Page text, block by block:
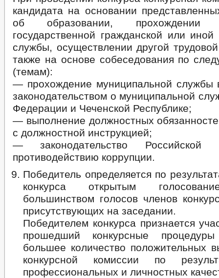
кандидата на основании
об образовании, прохождении
государственной гражданской или иной
службы, осуществлении другой
также на основе собеседования по
(темам):
— прохождение муниципальной службы
законодательством о муниципальной
Федерации и Чеченской Республике;
— выполнение должностных
с должностной инструкцией;
— законодательство Российской
противодействию коррупции.
Победитель определяется по
конкурса открытым
большинством голосов членов
присутствующих на заседании.
Победителем конкурса признается
прошедший конкурсные
большее количество положительных
конкурсной комиссии по
профессиональных и личностных